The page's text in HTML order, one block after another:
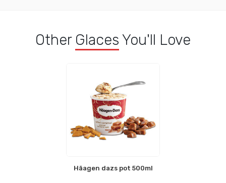
Other Glaces You'll Love
Häagen dazs pot 500ml